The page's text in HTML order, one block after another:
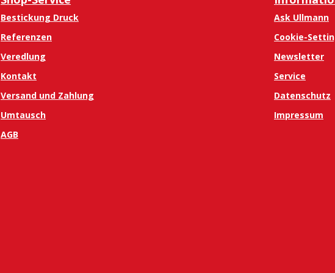
Bestickung Druck
Referenzen
Veredlung
Kontakt
Versand und Zahlung
Umtausch
AGB
Ask Ullmann
Cookie-
Newsletter
Service
Datenschutz
Impressum